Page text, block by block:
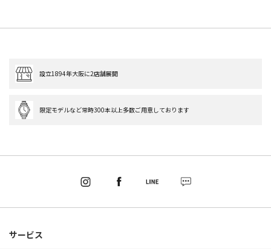
設立1894年大阪に2店舗展開
限定モデルなど常時300本以上多数ご用意しております
サービス